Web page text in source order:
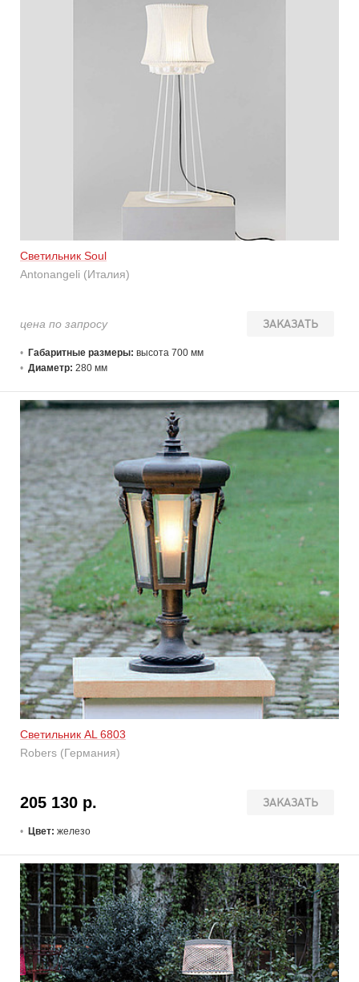
Светильник Soul
Antonangeli (Италия)
ЗАКАЗАТЬ
цена по запросу
Габаритные размеры: высота 700 мм
Диаметр: 280 мм
Светильник AL 6803
Robers (Германия)
ЗАКАЗАТЬ
205 130 р.
Цвет: железо